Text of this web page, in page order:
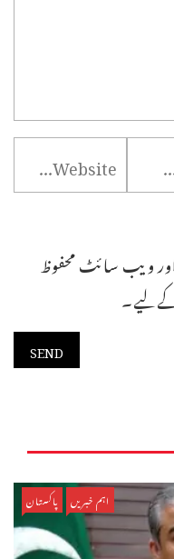
ویب سائٹ محفوظ
اہم خبریں پاکستان